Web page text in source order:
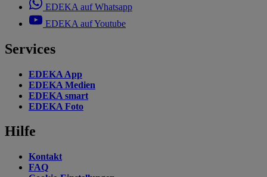
EDEKA auf Whatsapp
EDEKA auf Youtube
Services
EDEKA App
EDEKA Medien
EDEKA smart
EDEKA Foto
Hilfe
Kontakt
FAQ